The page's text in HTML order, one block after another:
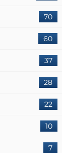
70
60
37
28
22
10
7